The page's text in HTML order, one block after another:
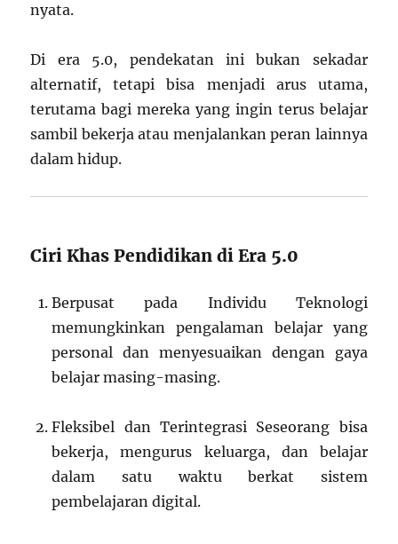
nyata.
Di era 5.0, pendekatan ini bukan sekadar
alternatif, tetapi bisa menjadi arus utama,
terutama bagi mereka yang ingin terus belajar
sambil bekerja atau menjalankan peran lainnya
dalam hidup.
Ciri Khas Pendidikan di Era 5.0
Berpusat pada Individu Teknologi
memungkinkan pengalaman belajar yang
personal dan menyesuaikan dengan gaya
belajar masing-masing.
Fleksibel dan Terintegrasi Seseorang bisa
bekerja, mengurus keluarga, dan belajar
dalam satu waktu berkat sistem
pembelajaran digital.